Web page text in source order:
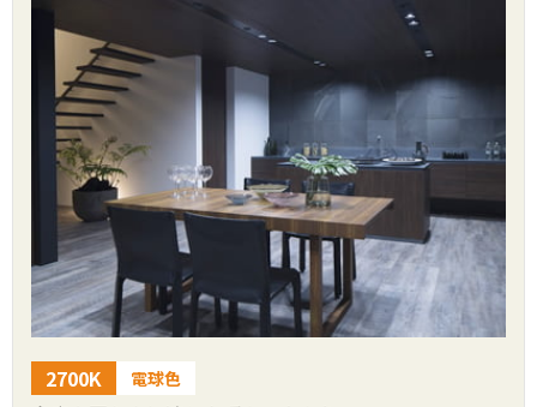
2700K 電球色